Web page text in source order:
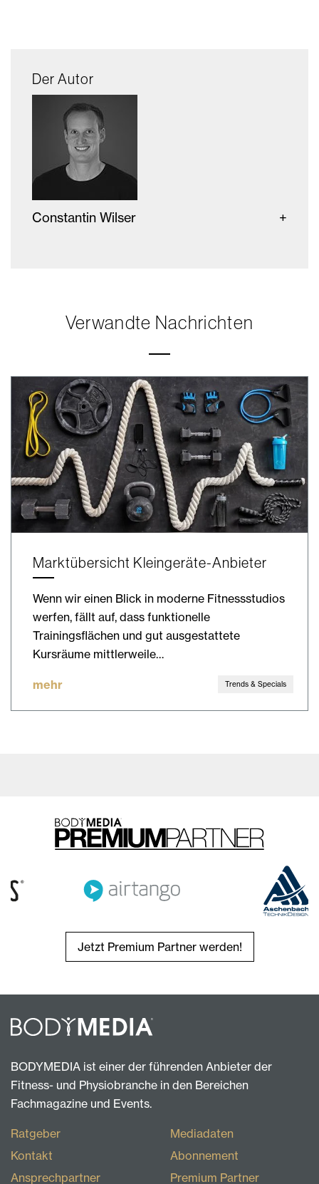
Der Autor
Constantin Wilser
Verwandte Nachrichten
Marktübersicht Kleingeräte-Anbieter
Wenn wir einen Blick in moderne Fitnessstudios
werfen, fällt auf, dass funktionelle
Trainingsflächen und gut ausgestattete
Kursräume mittlerweile…
mehr Trends & Specials
Jetzt Premium Partner werden!
BODYMEDIA ist einer der führenden Anbieter der
Fitness- und Physiobranche in den Bereichen
Fachmagazine und Events.
Ratgeber
Kontakt
Ansprechpartner
Mediadaten
Abonnement
Premium Partner